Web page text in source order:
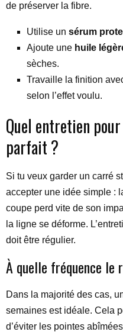
de préserver la fibre.
Utilise un sérum
Ajoute une huile
sèches.
Travaille la finition
selon l’effet voulu.
Quel entretien
parfait ?
Si tu veux garder un carré
accepter une idée simple :
coupe perd vite de son
la ligne se déforme.
doit être régulier.
À quelle fréquence le
Dans la majorité des cas,
semaines est idéale. Cela
d’éviter les pointes